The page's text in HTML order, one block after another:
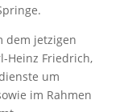
dem jetzigen
Heinz Friedrich,
um
im Rahmen